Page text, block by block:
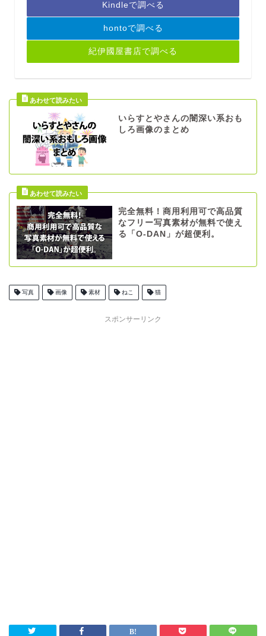
Kindleで調べる
hontoで調べる
紀伊國屋書店で調べる
いらすとやさんの闇深い系おも
しろ画像のまとめ
完全無料！商用利用可で高品質
なフリー写真素材が無料で使え
る「O-DAN」が超便利。
写真 画像 素材 ねこ 猫
スポンサーリンク